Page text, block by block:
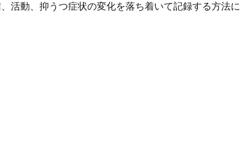
活動、抑うつ症状の変化を落ち着いて記録する方法に